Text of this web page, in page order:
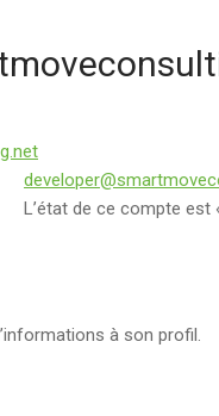
L’état de ce compte est
à son profil.